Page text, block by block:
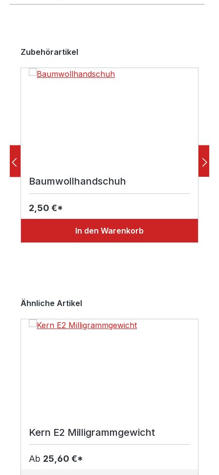
Produktgalerie überspringen
Zubehörartikel
Baumwollhandschuh
2,50 €*
In den Warenkorb
Produktgalerie überspringen
Ähnliche Artikel
Kern E2 Milligrammgewicht
Ab 25,60 €*